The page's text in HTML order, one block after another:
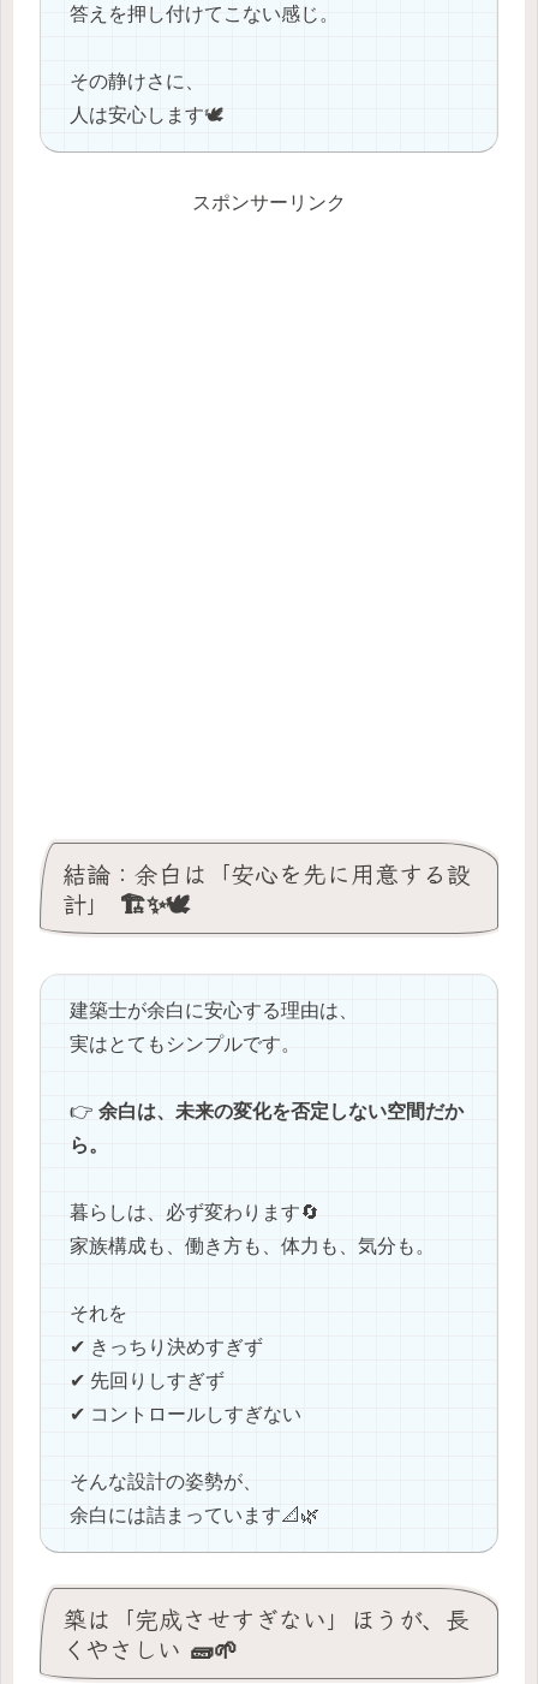
答えを押し付けてこない感じ。
その静けさに、
人は安心します🕊️
スポンサーリンク
結論：余白は「安心を先に用意する設
計」 🏗️✨🕊️
建築士が余白に安心する理由は、
実はとてもシンプルです。
👉 余白は、未来の変化を否定しない空間だか
ら。
暮らしは、必ず変わります🔄
家族構成も、働き方も、体力も、気分も。
それを
✔ きっちり決めすぎず
✔ 先回りしすぎず
✔ コントロールしすぎない
そんな設計の姿勢が、
余白には詰まっています📐🌿
築は「完成させすぎない」ほうが、長
くやさしい 🧱🌱